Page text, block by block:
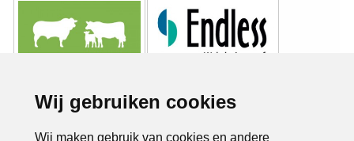
Wij gebruiken cookies
Wij maken gebruik van cookies en andere